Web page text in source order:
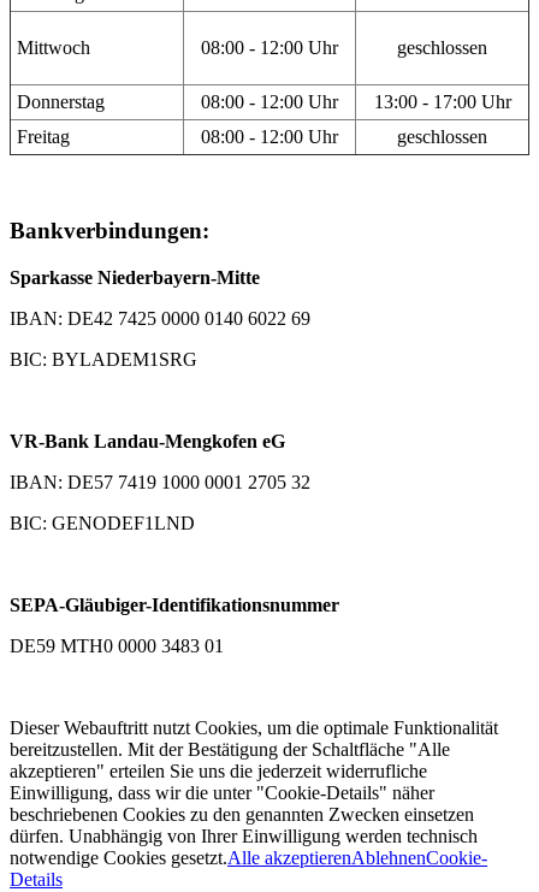
Mittwoch 08:00 - 12:00 Uhr geschlossen
Donnerstag 08:00 - 12:00 Uhr
13:00 - 17:00 Uhr
Freitag
08:00 - 12:00 Uhr geschlossen
Bankverbindungen:
Sparkasse Niederbayern-Mitte
IBAN: DE42 7425 0000 0140 6022 69
BIC: BYLADEM1SRG
VR-Bank Landau-Mengkofen eG
IBAN: DE57 7419 1000 0001 2705 32
BIC: GENODEF1LND
SEPA-Gläubiger-Identifikationsnummer
DE59 MTH0 0000 3483 01
Dieser Webauftritt nutzt Cookies, um die optimale Funktionalität
bereitzustellen. Mit der Bestätigung der Schaltfläche "Alle
akzeptieren" erteilen Sie uns die jederzeit widerrufliche
Einwilligung, dass wir die unter "Cookie-Details" näher
beschriebenen Cookies zu den genannten Zwecken einsetzen
dürfen. Unabhängig von Ihrer Einwilligung werden technisch
notwendige Cookies gesetzt.Alle akzeptierenAblehnenCookie-
Details